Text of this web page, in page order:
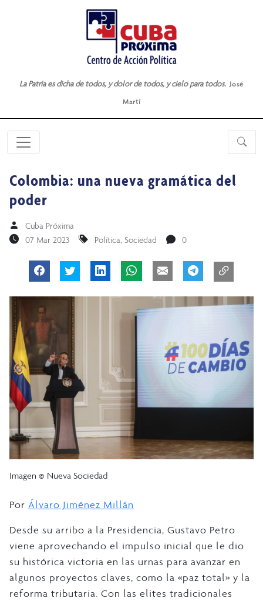
La Patria es dicha de todos, y dolor de todos, y cielo para todos. José
Martí
Colombia: una nueva gramática del
poder
Cuba Próxima
07 Mar 2023
Política, Sociedad 0
Imagen © Nueva Sociedad
Por Álvaro Jiménez Millán
Desde su arribo a la Presidencia, Gustavo Petro
viene aprovechando el impulso inicial que le dio
su histórica victoria en las urnas para avanzar en
algunos proyectos claves, como la «paz total» y la
reforma tributaria. Con las elites tradicionales